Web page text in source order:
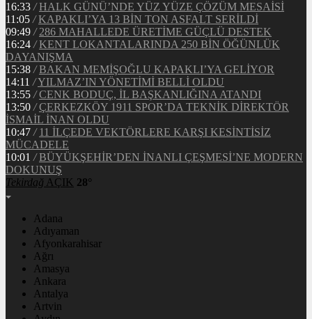
16:33 / HALK GÜNÜ’NDE YÜZ YÜZE ÇÖZÜM MESAİSİ
11:05 / KAPAKLI’YA 13 BİN TON ASFALT SERİLDİ
09:49 / 286 MAHALLEDE ÜRETİME GÜÇLÜ DESTEK
16:24 / KENT LOKANTALARINDA 250 BİN ÖĞÜNLÜK
DAYANIŞMA
15:38 / BAKAN MEMİŞOĞLU KAPAKLI’YA GELİYOR
14:11 /YILMAZ’IN YÖNETİMİ BELLİ OLDU
13:55 / CENK BODUÇ, İL BAŞKANLIĞINA ATANDI
13:50 / ÇERKEZKÖY 1911 SPOR’DA TEKNİK DİREKTÖR
İSMAİL İNAN OLDU
10:47 / 11 İLÇEDE VEKTÖRLERE KARŞI KESİNTİSİZ
MÜCADELE
10:01 / BÜYÜKŞEHİR’DEN İNANLI ÇEŞMESİ’NE MODERN
DOKUNUŞ
Tekirdağ AÇIK 28°
Adana
Adıyaman
Afyonkarahisar
Ağrı
Amasya
Ankara
Antalya
Artvin